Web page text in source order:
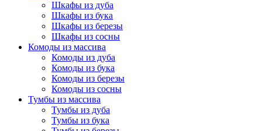
Шкафы из дуба
Шкафы из бука
Шкафы из березы
Шкафы из сосны
Комоды из массива
Комоды из дуба
Комоды из бука
Комоды из березы
Комоды из сосны
Тумбы из массива
Тумбы из дуба
Тумбы из бука